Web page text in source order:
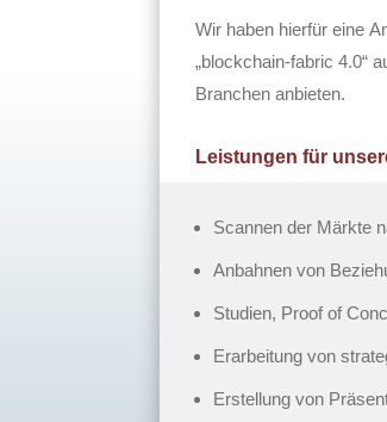
Wir haben hierfür eine
„blockchain-fabric 4.0“
Branchen anbieten.
Leistungen für
Scannen der Märkte
Anbahnen von
Studien, Proof of
Erarbeitung von
Erstellung von